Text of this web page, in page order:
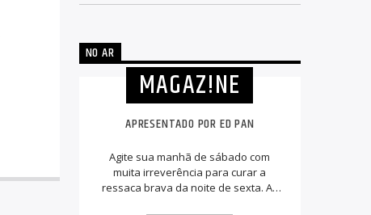
NO AR
MAGAZ!NE
APRESENTADO POR ED PAN
Agite sua manhã de sábado com
muita irreverência para curar a
ressaca brava da noite de sexta. As